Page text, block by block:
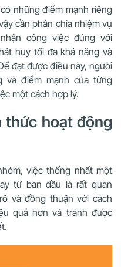
những điểm mạnh riêng
cần phân chia nhiệm vụ
công việc đúng với
huy tối đa khả năng và
đạt được điều này, người
và điểm mạnh của từng
một cách hợp lý.
thức hoạt động
việc thống nhất một
từ ban đầu là rất quan
và đồng thuận với cách
quả hơn và tránh được